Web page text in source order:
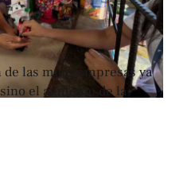
las microempresas ya
el aumento de la